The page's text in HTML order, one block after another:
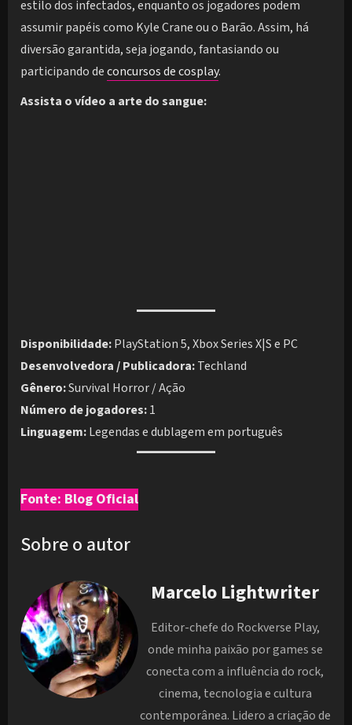
estilo dos infectados, enquanto os jogadores podem
assumir papéis como Kyle Crane ou o Barão. Assim, há
diversão garantida, seja jogando, fantasiando ou
participando deconcursos de cosplay.
Assista o vídeo a arte do sangue:
Disponibilidade:PlayStation 5, Xbox Series X|S e PC
Desenvolvedora / Publicadora:Techland
Gênero:Survival Horror / Ação
Número de jogadores:1
Linguagem:Legendas e dublagem em português
Fonte: Blog Oficial
Sobre o autor
Marcelo Lightwriter
Editor-chefe do Rockverse Play,
onde minha paixão por games se
conecta com a influência do rock,
cinema, tecnologia e cultura
contemporânea. Lidero a criação de